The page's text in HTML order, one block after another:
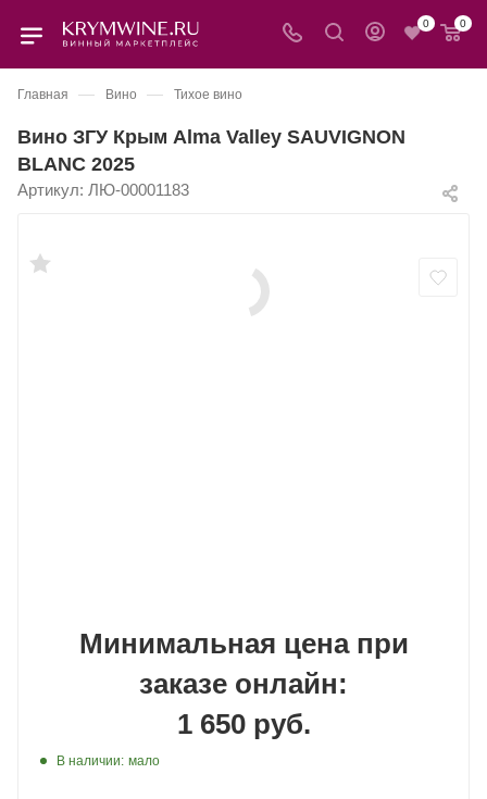
0 0
Главная — Вино — Тихое вино
Вино ЗГУ Крым Alma Valley SAUVIGNON
BLANC 2025
Артикул: ЛЮ-00001183
Минимальная цена при
заказе онлайн:
1 650 руб.
В наличии: мало